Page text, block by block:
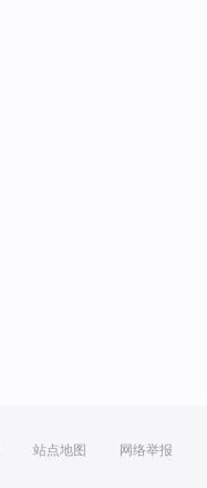
站点地图 网络举报